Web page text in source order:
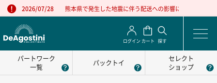
2026/07/28 熊本県で発生した地震に伴う配送への影響について
ログイン カート 探す
パートワーク
一覧
パックトイ
セレクト
ショップ